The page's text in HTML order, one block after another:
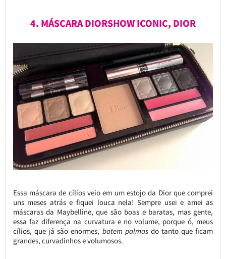
4. MÁSCARA DIORSHOW ICONIC, DIOR
Essa máscara de cílios veio em um estojo da Dior que comprei
uns meses atrás e fiquei louca nela! Sempre usei e amei as
máscaras da Maybelline, que são boas e baratas, mas gente,
essa faz diferença na curvatura e no volume, porque ó, meus
cílios, que já são enormes, batem palmasdo tanto que ficam
grandes, curvadinhos e volumosos.